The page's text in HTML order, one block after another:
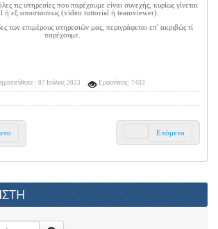
τις υπηρεσίες που παρέχουμε είναι συνεχής, κυρίως γίνεται
ή εξ αποστάσεως (video tuttorial ή teamviewer).
των επιμέρους υπηρεσιών μας, περιγράφεται επ' ακριβώς τί
παρέχουμε.
: 07 Ιούλιος 2023 Εμφανίσεις: 7433
Επόμενο